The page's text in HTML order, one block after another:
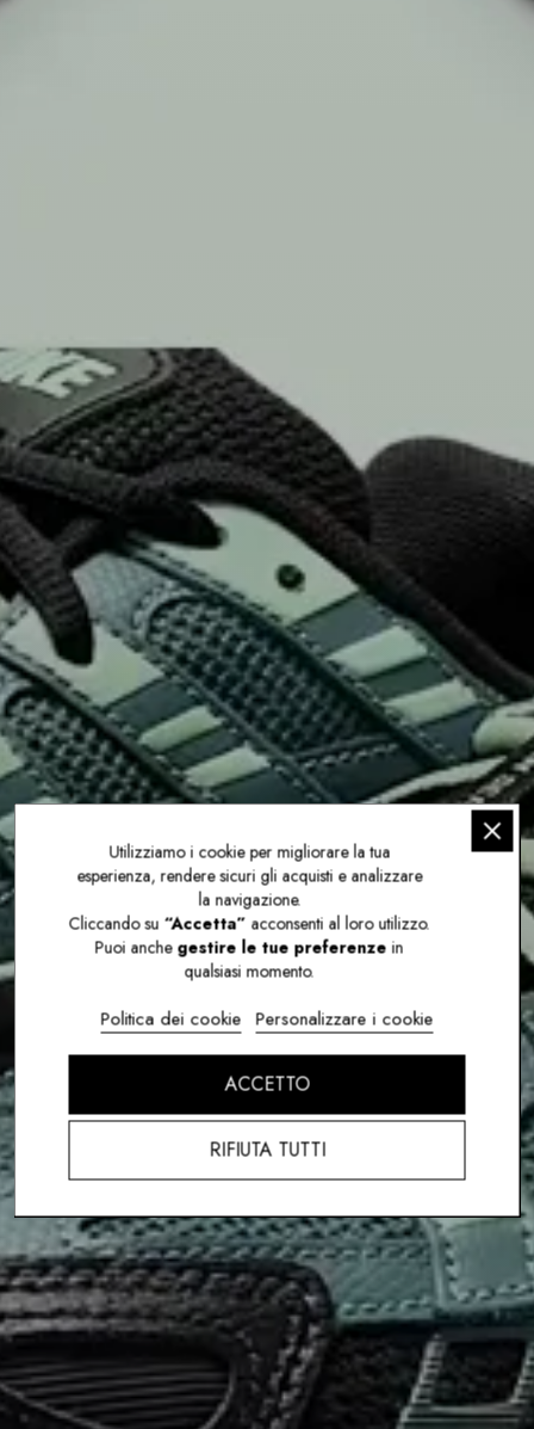
Utilizziamo i cookie per migliorare la tua
esperienza, rendere sicuri gli acquisti e analizzare
la navigazione.
Cliccando su “Accetta” acconsenti al loro utilizzo.
Puoi anche gestire le tue preferenze in
qualsiasi momento.
Politica dei cookie Personalizzare i cookie
RIFIUTA TUTTI
ACCETTO